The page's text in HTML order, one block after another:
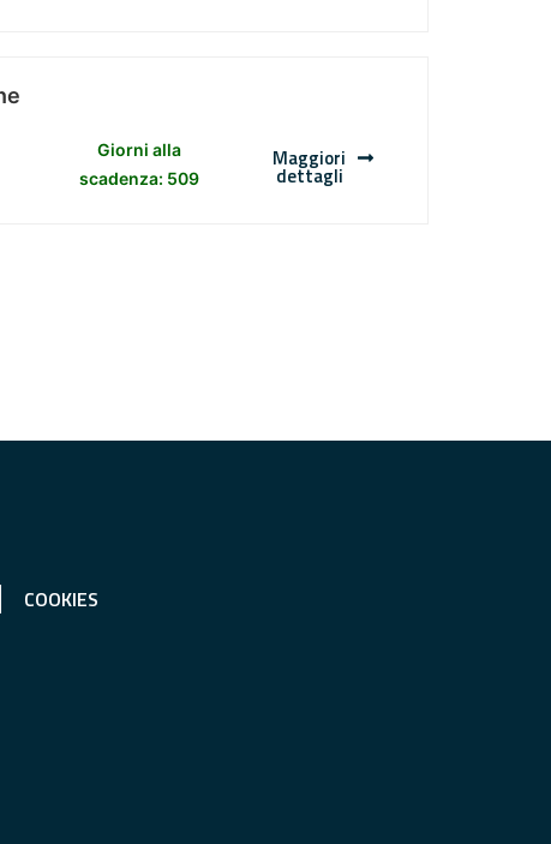
Giorni alla
scadenza: 509
Maggiori
dettagli
COOKIES